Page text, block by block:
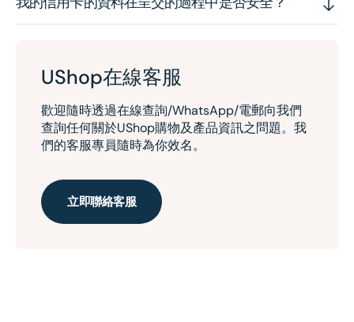
UShop在線客服
歡迎隨時透過在線查詢/WhatsApp/電郵向我們
查詢任何關於UShop購物及產品資訊之問題。我
們的客服專員隨時為你效名。
立即聯絡客服